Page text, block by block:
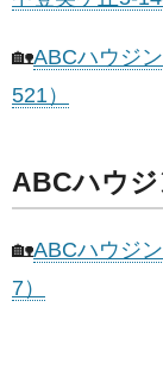
🏡ABCハウジ
521）
ABCハウジ
🏡ABCハウジ
7）